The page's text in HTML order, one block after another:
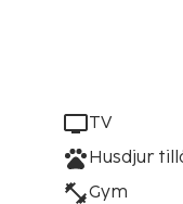
TV
Husdjur
Gym